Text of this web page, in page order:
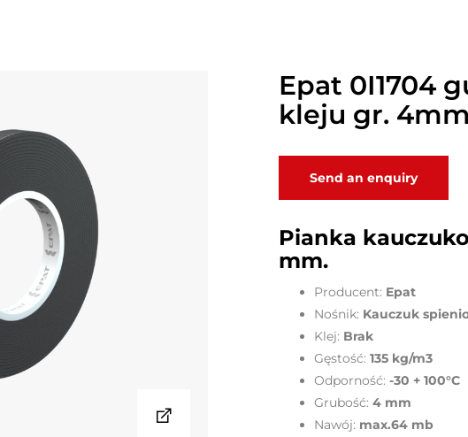
Epat 0I1704
kleju gr.
Send an enquiry
Pianka
mm.
Producent: Epat
Nośnik: Kauczuk
Klej: Brak
Gęstość: 135 kg/m3
Odporność: -30 + 100°C
Grubość: 4 mm
Nawój: max.64 mb